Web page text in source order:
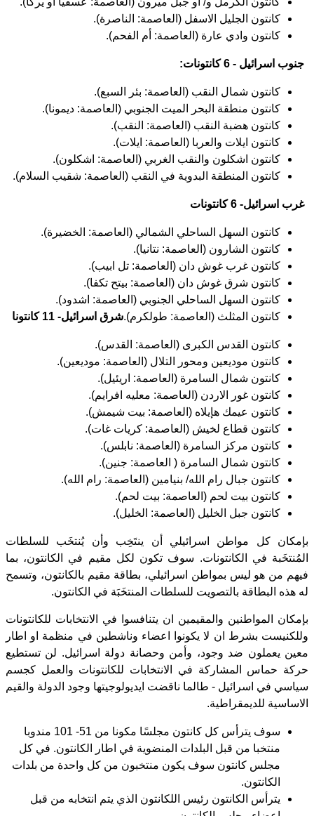
كانتون الجليل الاسفل (العاصمة: الناصرة).
كانتون وادي عارة (العاصمة: أم الفحم).
جنوب اسرائيل - 6 كانتونات:
كانتون شمال النقب (العاصمة: بئر السبع).
كانتون منطقة البحر الميت الجنوبي (العاصمة: ديمونا).
كانتون هضبة النقب (العاصمة: النقب).
كانتون ايلات والعربا (العاصمة: ايلات).
كانتون اشكلون والنقب الغربي (العاصمة: اشكلون).
كانتون المنطقة البدوية في النقب (العاصمة: شقيب السلام).
غرب اسرائيل- 6 كانتونات
كانتون السهل الساحلي الشمالي (العاصمة: الخضيرة).
كانتون الشارون (العاصمة: نتانيا).
كانتون غرب غوش دان (العاصمة: تل ابيب).
كانتون شرق غوش دان (العاصمة: بيتح تكفا).
كانتون السهل الساحلي الجنوبي (العاصمة: اشدود).
كانتون المثلث (العاصمة: طولكرم).شرق اسرائيل- 11 كانتونا
كانتون القدس الكبرى (العاصمة: القدس).
كانتون موديعين ومحور التلال (العاصمة: موديعين).
كانتون شمال السامرة (العاصمة: اريئيل).
كانتون غور الاردن (العاصمة: معليه افرايم).
كانتون عيمك هإيلاه (العاصمة: بيت شيمش).
كانتون قطاع لخيش (العاصمة: كريات غات).
كانتون مركز السامرة (العاصمة: نابلس).
كانتون شمال السامرة ( العاصمة: جنين).
كانتون جبال رام الله/ بنيامين (العاصمة: رام الله).
كانتون بيت لحم (العاصمة: بيت لحم).
كانتون جبل الخليل (العاصمة: الخليل).
بإمكان كل مواطن اسرائيلي أن ينتَخِب وأن يُنتخَب للسلطات
المُنتخَبة في الكانتونات. سوف تكون لكل مقيم في الكانتون، بما
فيهم من هو ليس بمواطن اسرائيلي، بطاقة مقيم بالكانتون، وتسمح
له هذه البطاقة بالتصويت للسلطات المنتخَبَة في الكانتون.
بإمكان المواطنين والمقيمين ان يتنافسوا
في الانتخابات للكانتونات
وللكنيست بشرط ان لا يكونوا اعضاء وناشطين في منظمة او اطار
معين يعملون ضد وجود، وأمن وحصانة دولة اسرائيل. لن تستطيع
حركة حماس المشاركة في الانتخابات للكانتونات والعمل كجسم
سياسي في اسرائيل - طالما ناقضت ايديولوجيتها وجود الدولة والقيم
الاساسية للديمقراطية.
سوف يترأس كل كانتون مجلسًا مكونا من 51- 101 مندوبا
منتخبا من قبل البلدات المنضوية في اطار الكانتون. في كل
مجلس كانتون سوف يكون منتخبون من كل واحدة من بلدات
الكانتون.
يترأس الكانتون رئيس اللكانتون الذي يتم انتخابه من قبل